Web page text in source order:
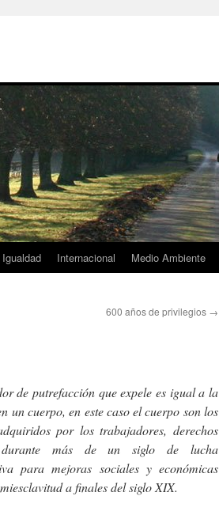
Igualdad Internacional Medio Ambiente
600 años de privilegios →
de putrefacción que expele es igual a la
un cuerpo, en este caso el cuerpo son los
por los trabajadores, derechos
durante más de un siglo de lucha
para mejoras sociales y económicas
a finales del siglo XIX.